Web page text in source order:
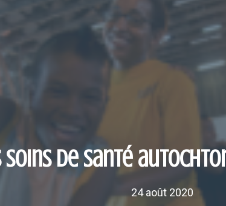
soins de santé
24 août 2020